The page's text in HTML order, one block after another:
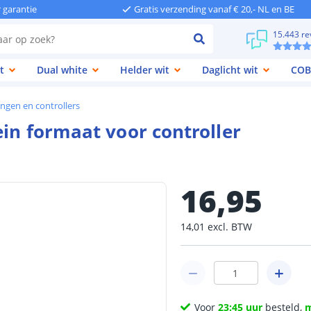
garantie Gratis verzending vanaf € 20,- NL en BE
15.443
Dual white Helder wit Daglicht wit COB
en controllers
formaat voor controller
16,95
14,01 excl. BTW
Voor23:45 uur besteld,